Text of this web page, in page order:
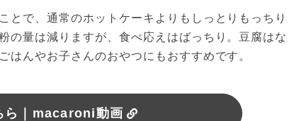
とで、通常のホットケーキよりもしっとりもっちり
の量は減りますが、食べ応えはばっちり。豆腐はな
はんやお子さんのおやつにもおすすめです。
ら｜macaroni動画